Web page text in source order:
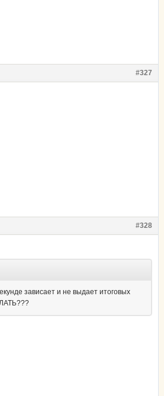
#327
#328
зависает и не выдает итоговых